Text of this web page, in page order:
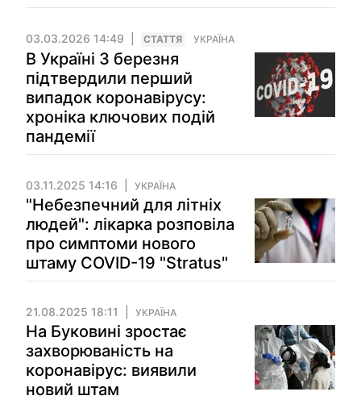
03.03.2026 14:49 СТАТТЯ УКРАЇНА
В Україні 3 березня
підтвердили перший
випадок коронавірусу:
хроніка ключових подій
пандемії
03.11.2025 14:16 УКРАЇНА
"Небезпечний для літніх
людей": лікарка розповіла
про симптоми нового
штаму COVID-19 "Stratus"
21.08.2025 18:11 УКРАЇНА
На Буковині зростає
захворюваність на
коронавірус: виявили
новий штам